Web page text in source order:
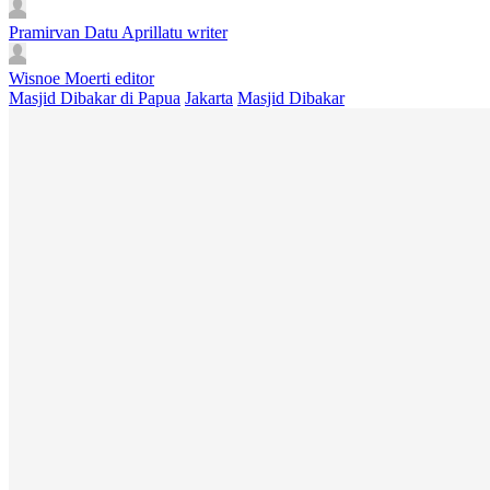
Pramirvan Datu Aprillatu writer
Wisnoe Moerti editor
Masjid Dibakar di Papua Jakarta Masjid Dibakar